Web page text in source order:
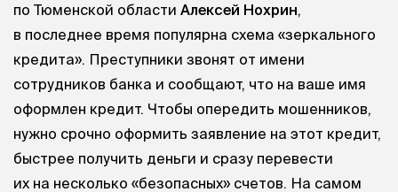
по Тюменской области Алексей Нохрин,
в последнее время популярна схема «зеркального
кредита». Преступники звонят от имени
сотрудников банка и сообщают, что на ваше имя
оформлен кредит. Чтобы опередить мошенников,
нужно срочно оформить заявление на этот кредит,
быстрее получить деньги и сразу перевести
их на несколько «безопасных» счетов. На самом